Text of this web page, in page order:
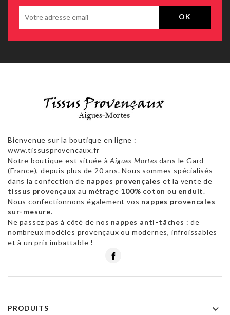
Bienvenue sur la boutique en ligne :
www.tissusprovencaux.fr
Notre boutique est située àAigues-Mortes dans le Gard
(France), depuis plus de 20 ans. Nous sommes spécialisés
dans la confection de nappes provençales et la vente de
tissus provençaux au métrage 100% coton ou enduit.
Nous confectionnons également vos nappes provencales
sur-mesure.
Ne passez pas à côté de nos nappes anti-tâches : de
nombreux modèles provençaux ou modernes, infroissables
et à un prix imbattable !
PRODUITS 